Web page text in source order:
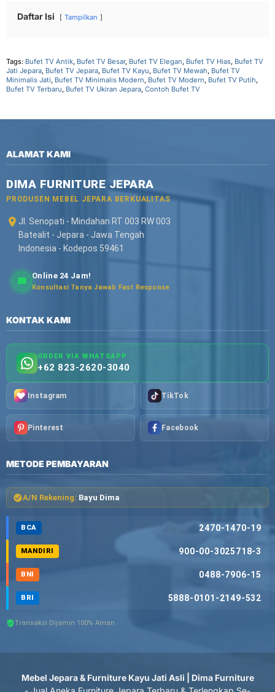
Daftar Isi Tampilkan
Tags: Bufet TV Antik, Bufet TV Besar, Bufet TV Elegan, Bufet TV Hias, Bufet TV
Jati Jepara, Bufet TV Jepara, Bufet TV Kayu, Bufet TV Mewah, Bufet TV
Minimalis Jati, Bufet TV Minimalis Modern, Bufet TV Modern, Bufet TV Putih,
Bufet TV Terbaru, Bufet TV Ukiran Jepara, Contoh Bufet TV
ALAMAT KAMI
DIMA FURNITURE JEPARA
PRODUSEN MEBEL JEPARA BERKUALITAS
Jl. Senopati - Mindahan RT 003 RW 003
Batealit - Jepara - Jawa Tengah
Indonesia - Kodepos 59461
Online 24 Jam!
Konsultasi Tanya Jawab Fast Response
KONTAK KAMI
ORDER VIA WHATSAPP
+62 823-2620-3040
Instagram TikTok
Pinterest Facebook
METODE PEMBAYARAN
A/N Rekening: Bayu Dima
BCA 2470-1470-19
MANDIRI 900-00-3025718-3
BNI 0488-7906-15
BRI 5888-0101-2149-532
Transaksi Dijamin 100% Aman
Mebel Jepara & Furniture Kayu Jati Asli | Dima Furniture